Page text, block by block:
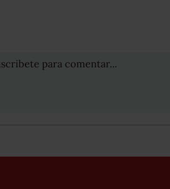
para comentar...